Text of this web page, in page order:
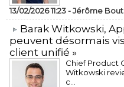
13/02/2026 11:23 -Jérôme
​Barak Witkowski,
peuvent désormais
client unifié »
Chief Product
Witkowski
c...